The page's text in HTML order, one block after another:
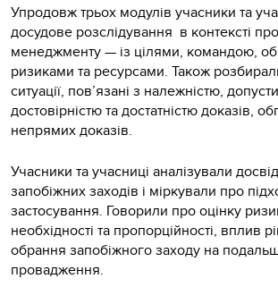
Упродовж трьох модулів учасники та
досудове розслідування в контексті
менеджменту — із цілями, командою,
ризиками та ресурсами. Також
ситуації, пов’язані з належністю,
достовірністю та достатністю доказів,
непрямих доказів.
Учасники та учасниці аналізували
запобіжних заходів і міркували про
застосування. Говорили про оцінку
необхідності та пропорційності, вплив
обрання запобіжного заходу на
провадження.